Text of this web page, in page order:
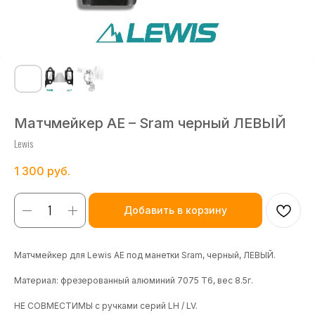
Матчмейкер AE – Sram черный ЛЕВЫЙ
Lewis
1 300 руб.
Добавить в корзину
Матчмейкер для Lewis AE под манетки Sram, черный, ЛЕВЫЙ.
Материал: фрезерованный алюминий 7075 T6, вес 8.5г.
НЕ СОВМЕСТИМЫ с ручками серий LH / LV.